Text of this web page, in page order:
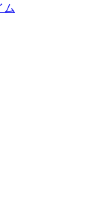
ム